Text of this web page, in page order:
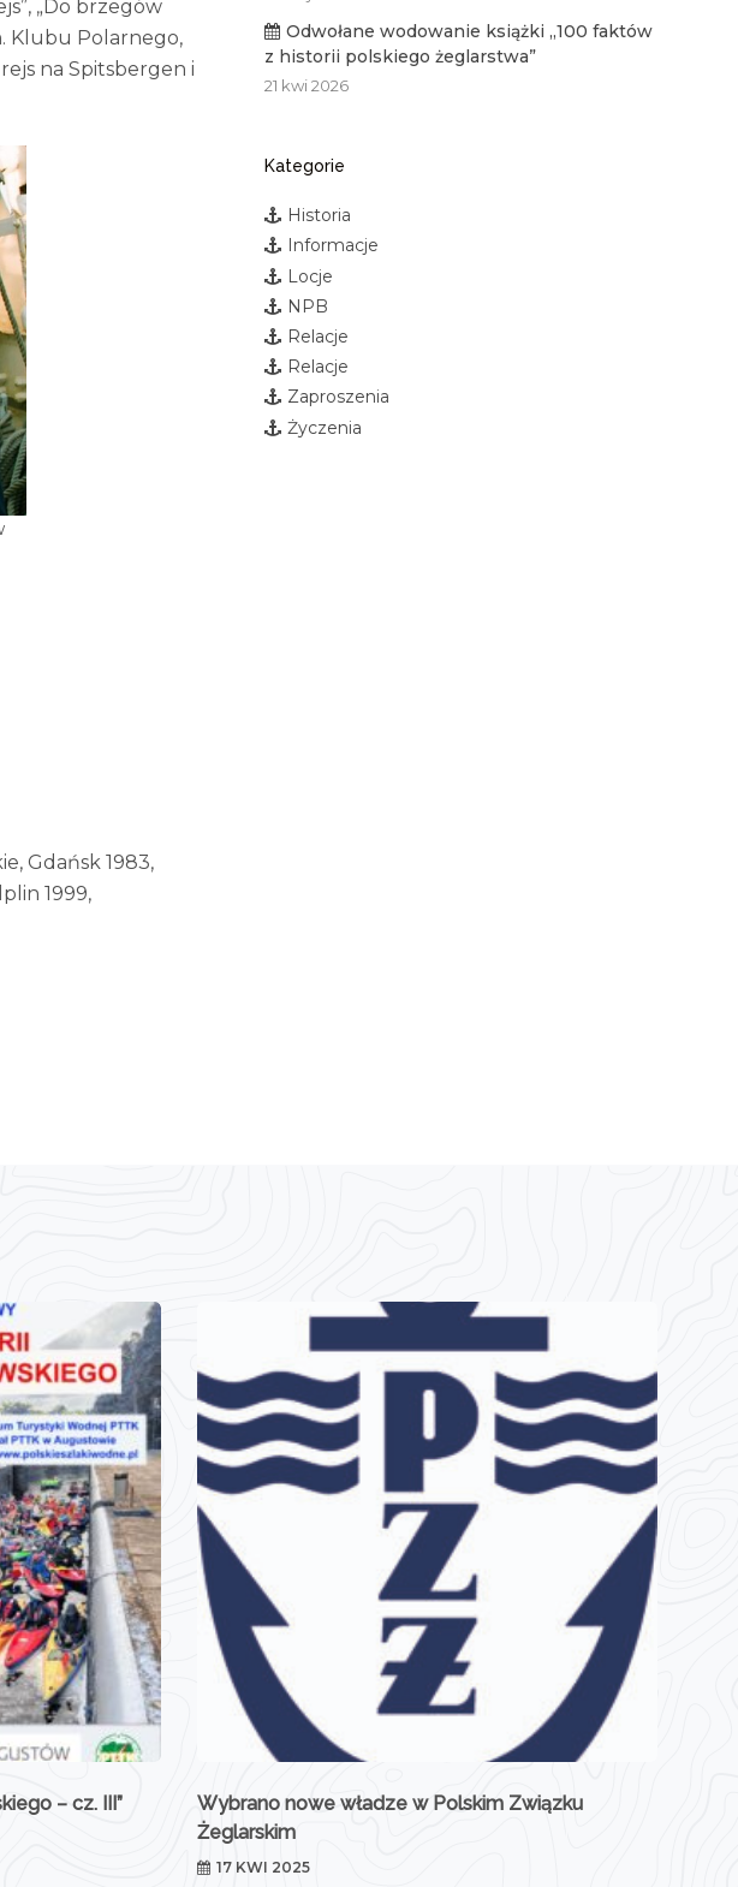
„Do brzegów
Klubu Polarnego,
na Spitsbergen i
Gdańsk 1983,
1999,
Odwołane wodowanie książki „100 faktów
z historii polskiego żeglarstwa”
21 kwi 2026
Kategorie
Historia
Informacje
Locje
NPB
Relacje
Relacje
Zaproszenia
Życzenia
– cz. III”
Wybrano nowe władze w Polskim Związku
Żeglarskim
17 KWI 2025